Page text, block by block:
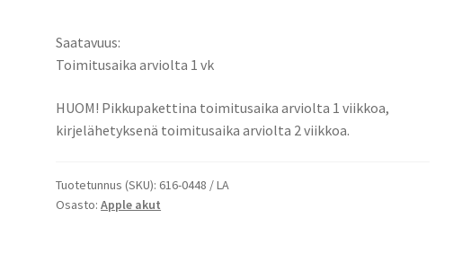
Li-
Pol
20Wh
616-
0448,
Saatavuus:
Toimitusaika arviolta 1 vk
HUOM! Pikkupakettina toimitusaika arviolta 1 viikkoa,
kirjelähetyksenä toimitusaika arviolta 2 viikkoa.
Tuotetunnus (SKU): 616-0448 / LA
Osasto:Apple akut